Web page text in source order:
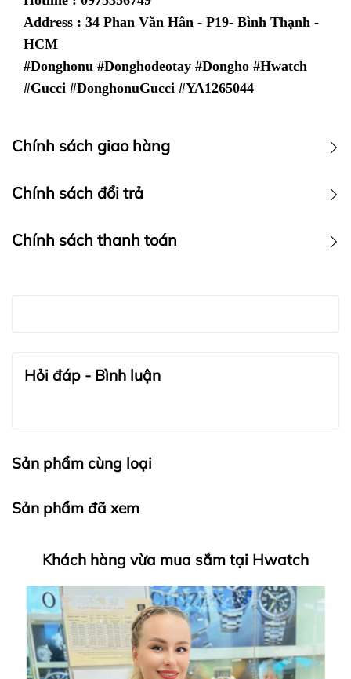
Address : 34 Phan Văn Hân - P19- Bình Thạnh -
HCM
#Donghonu #Donghodeotay #Dongho #Hwatch
#Gucci #DonghonuGucci #YA1265044
Chính sách giao hàng
Chính sách vận chuyển
HWATCH Chuyên Nhập khẩu Và Phân Phối Các Loại
Đồng Hồ Chính Hãng
Chính sách đổi trả
Hwatch Chuyên Nhập khẩu Và Phân Phối Các Loại
Đồng Hồ Chính Hãng
Chính sách thanh toán
Hỏi đáp - Bình luận
Sản phẩm cùng loại
Sản phẩm đã xem
Khách hàng vừa mua sắm tại Hwatch